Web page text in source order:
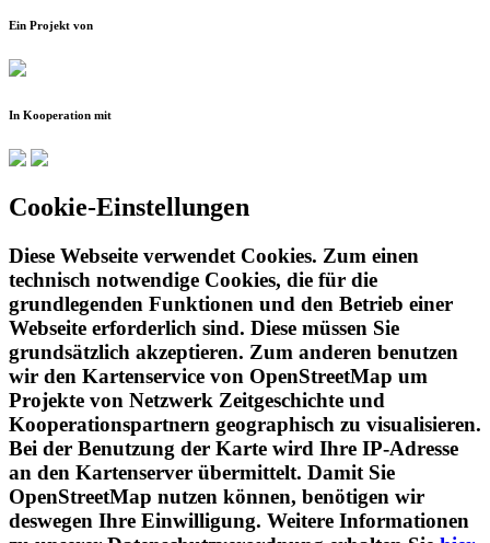
Ein Projekt von
In Kooperation mit
Cookie-Einstellungen
Diese Webseite verwendet Cookies. Zum einen
technisch notwendige Cookies, die für die
grundlegenden Funktionen und den Betrieb einer
Webseite erforderlich sind. Diese müssen Sie
grundsätzlich akzeptieren. Zum anderen benutzen
wir den Kartenservice von OpenStreetMap um
Projekte von Netzwerk Zeitgeschichte und
Kooperationspartnern geographisch zu visualisieren.
Bei der Benutzung der Karte wird Ihre IP-Adresse
an den Kartenserver übermittelt. Damit Sie
OpenStreetMap nutzen können, benötigen wir
deswegen Ihre Einwilligung. Weitere Informationen